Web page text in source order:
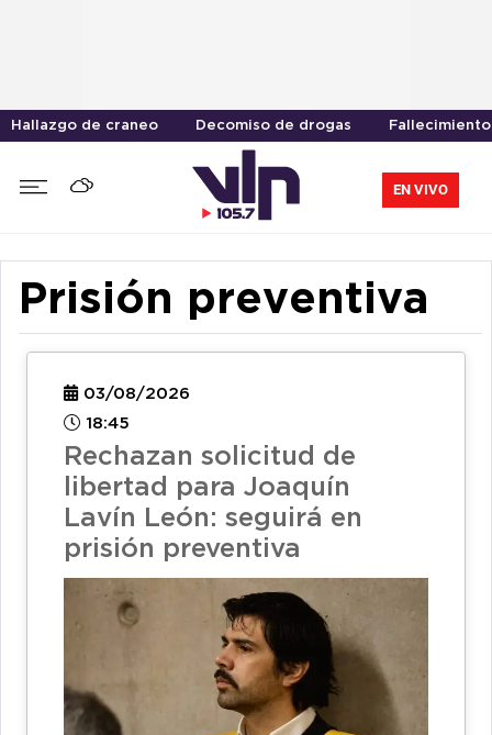
Hallazgo de craneo Decomiso de drogas Fallecimiento
EN VIVO
Prisión preventiva
03/08/2026
18:45
Rechazan solicitud de
libertad para Joaquín
Lavín León: seguirá en
prisión preventiva